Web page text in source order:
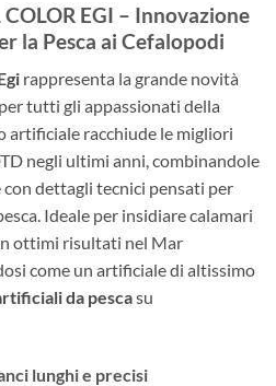
EGI – Innovazione
la Pesca ai Cefalopodi
rappresenta la grande novità
tutti gli appassionati della
artificiale racchiude le migliori
negli ultimi anni, combinandole
dettagli tecnici pensati per
Ideale per insidiare calamari
ottimi risultati nel Mar
come un artificiale di altissimo
da pescasu
lunghi e precisi